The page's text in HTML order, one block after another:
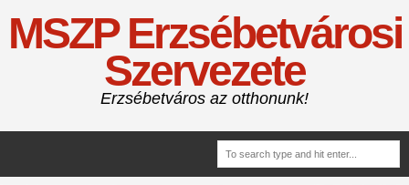
MSZP Erzsébetvárosi
Szervezete
Erzsébetváros az otthonunk!